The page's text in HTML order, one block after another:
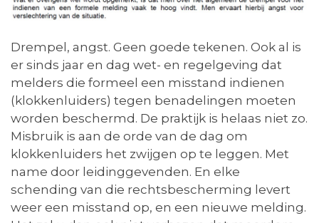
Drempel, angst. Geen goede tekenen. Ook al is
er sinds jaar en dag wet- en regelgeving dat
melders die formeel een misstand indienen
(klokkenluiders) tegen benadelingen moeten
worden beschermd. De praktijk is helaas niet zo.
Misbruik is aan de orde van de dag om
klokkenluiders het zwijgen op te leggen. Met
name door leidinggevenden. En elke
schending van die rechtsbescherming levert
weer een misstand op, en een nieuwe melding.